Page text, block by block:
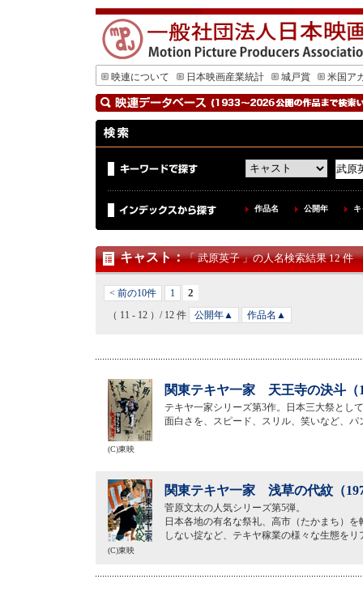
映連について 日本映画産業統計 城戸賞 米国ア
作品名 公開年
キャスト：「 武原英子 」の人名検索結果 12 件
< 前の10件 1 2
（ 11 - 12 ）/ 12 件 公開年▲ 作品名▲
関東テキヤ一家 天王寺の決斗（
テキヤ一家シリーズ第3作。日本三大祭とし
面白さを、スピード、スリル、笑いなど、
(C)東映
関東テキヤ一家 浅草の代紋（
菅原文太の人気シリーズ第5弾。
日本各地の有名な祭礼、高市（たかまち）
しない掟など、テキヤ稼業の様々な生態を
(C)東映